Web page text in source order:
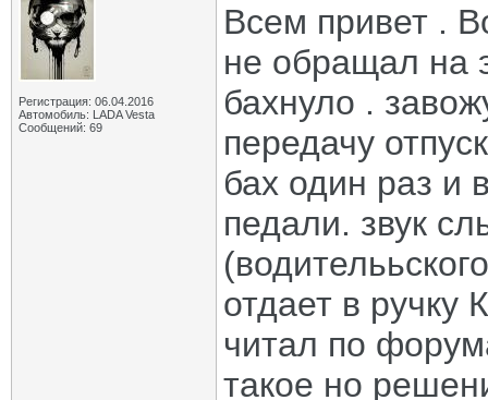
Регистрация: 06.04.2016
Автомобиль: LADA Vesta
Сообщений: 69
Всем привет .
не обращал на
бахнуло .
передачу
бах один раз и
педали. звук
отдает в
читал по
такое но